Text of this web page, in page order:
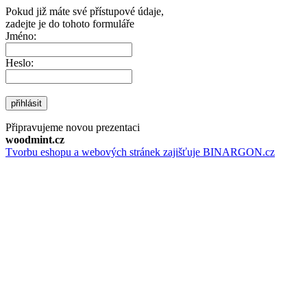
Pokud již máte své přístupové údaje,
zadejte je do tohoto formuláře
Jméno:
Heslo:
přihlásit
Připravujeme novou prezentaci
woodmint.cz
Tvorbu eshopu a webových stránek zajišťuje BINARGON.cz